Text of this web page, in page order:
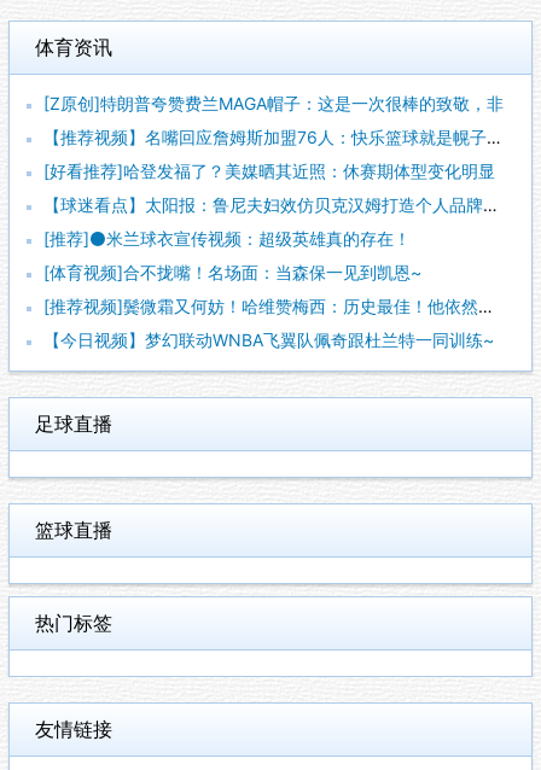
体育资讯
[Z原创]特朗普夸赞费兰MAGA帽子：这是一次很棒的致敬，非
【推荐视频】名嘴回应詹姆斯加盟76人：快乐篮球就是幌子，真正
[好看推荐]哈登发福了？美媒晒其近照：休赛期体型变化明显
【球迷看点】太阳报：鲁尼夫妇效仿贝克汉姆打造个人品牌，科琳身
[推荐]⚫米兰球衣宣传视频：超级英雄真的存在！
[体育视频]合不拢嘴！名场面：当森保一见到凯恩~
[推荐视频]鬓微霜又何妨！哈维赞梅西：历史最佳！他依然能在球
【今日视频】梦幻联动WNBA飞翼队佩奇跟杜兰特一同训练~
足球直播
篮球直播
热门标签
友情链接